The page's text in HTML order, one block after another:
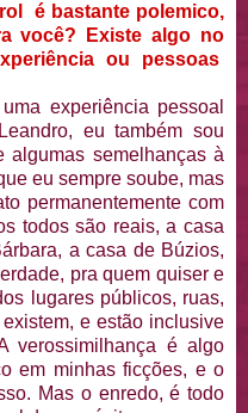
é bastante polemico,
você? Existe algo no
ou pessoas
experiência pessoal
eu também sou
algumas semelhanças à
eu sempre soube, mas
permanentemente com
todos são reais, a casa
a casa de Búzios,
pra quem quiser e
lugares públicos, ruas,
e estão inclusive
verossimilhança é algo
em minhas ficções, e o
Mas o enredo, é todo